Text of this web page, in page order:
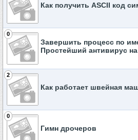
Как получить ASCII код
0
Завершить процесс по
Простейший антивирус на
2
Как работает швейная
0
Гимн дрочеров